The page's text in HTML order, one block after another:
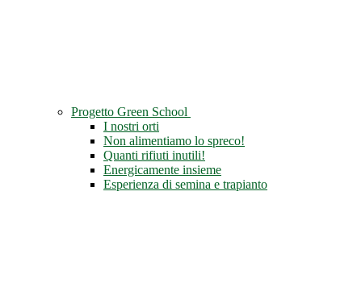
Progetto Green School
I nostri orti
Non alimentiamo lo spreco!
Quanti rifiuti inutili!
Energicamente insieme
Esperienza di semina e trapianto